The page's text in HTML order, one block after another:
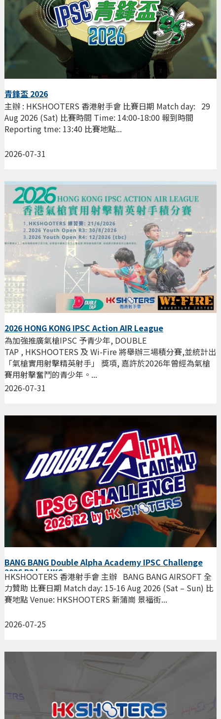
青鋒盃 2026
2026-07-31
主辦 : HKSHOOTERS 香港射手會 比賽日期 Match day: 29
Aug 2026 (Sat) 比賽時間 Time: 14:00-18:00 報到時間
Reporting tme: 13:40 比賽地點...
2026 HONG KONG IPSC Action AIR League
2026-07-31
為加強推廣氣槍IPSC 予青少年, DOUBLE
TAP , HKSHOOTERS 及 Wi-Fire 將舉辦三場積分賽,並統計出
「氣槍實用射擊精英射手」 獎項, 嘉許於2026年曾經為氣槍
賽用射擊奮鬥的青少年。...
BANG BANG Double Alpha Academy IPSC Challenge
2026 R2 by HKS
2026-07-25
HKSHOOTERS 香港射手會 主辦 BANG BANG AIRSOFT 全
力贊助 比賽日期 Match day: 15-16 Aug 2026 (Sat – Sun) 比
賽地點 Venue: HKSHOOTERS 新蒲崗 景福街...